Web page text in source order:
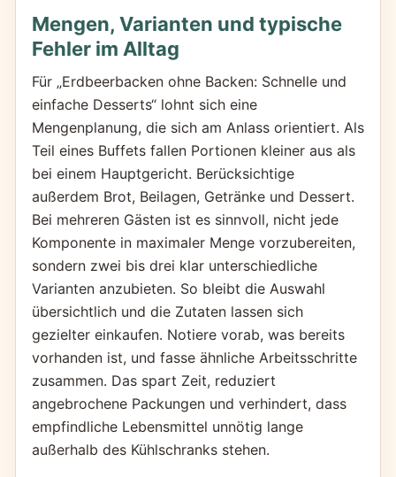
Mengen, Varianten und typische
Fehler im Alltag
Für „Erdbeerbacken ohne Backen: Schnelle und
einfache Desserts“ lohnt sich eine
Mengenplanung, die sich am Anlass orientiert. Als
Teil eines Buffets fallen Portionen kleiner aus als
bei einem Hauptgericht. Berücksichtige
außerdem Brot, Beilagen, Getränke und Dessert.
Bei mehreren Gästen ist es sinnvoll, nicht jede
Komponente in maximaler Menge vorzubereiten,
sondern zwei bis drei klar unterschiedliche
Varianten anzubieten. So bleibt die Auswahl
übersichtlich und die Zutaten lassen sich
gezielter einkaufen. Notiere vorab, was bereits
vorhanden ist, und fasse ähnliche Arbeitsschritte
zusammen. Das spart Zeit, reduziert
angebrochene Packungen und verhindert, dass
empfindliche Lebensmittel unnötig lange
außerhalb des Kühlschranks stehen.